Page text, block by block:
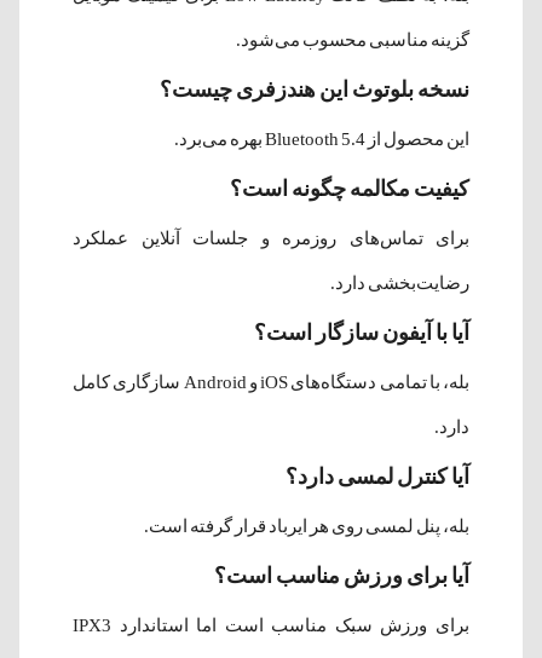
گزینه مناسبی محسوب می‌شود.
نسخه بلوتوث این هندزفری چیست؟
این محصول از Bluetooth 5.4 بهره می‌برد.
کیفیت مکالمه چگونه است؟
برای تماس‌های روزمره و جلسات آنلاین عملکرد
رضایت‌بخشی دارد.
آیا با آیفون سازگار است؟
بله، با تمامی دستگاه‌های iOS و Android سازگاری کامل
دارد.
آیا کنترل لمسی دارد؟
بله، پنل لمسی روی هر ایرباد قرار گرفته است.
آیا برای ورزش مناسب است؟
برای ورزش سبک مناسب است اما استاندارد IPX3